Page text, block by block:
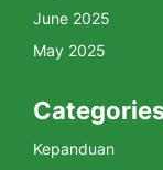
June 2025
May 2025
Kepanduan